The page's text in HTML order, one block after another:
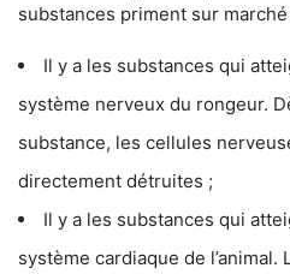
substances priment sur marché
Il y a les substances qui
système nerveux du rongeur.
substance, les cellules
directement détruites ;
Il y a les substances qui
système cardiaque de l’animal.